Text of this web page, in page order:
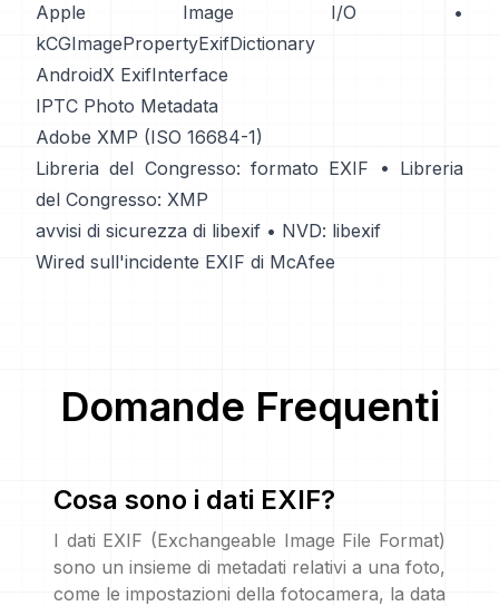
Apple Image I/O •
kCGImagePropertyExifDictionary
AndroidX ExifInterface
IPTC Photo Metadata
Adobe XMP (ISO 16684-1)
Libreria del Congresso: formato EXIF
• Libreria
del Congresso: XMP
avvisi di sicurezza di libexif • NVD: libexif
Wired sull'incidente EXIF di McAfee
Domande Frequenti
Cosa sono i dati EXIF?
I dati EXIF (Exchangeable Image File Format)
sono un insieme di metadati relativi a una foto,
come le impostazioni della fotocamera, la data